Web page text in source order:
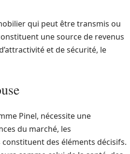
qui peut être transmis ou
une source de revenus
et de sécurité, le
Pinel, nécessite une
du marché, les
des éléments décisifs.